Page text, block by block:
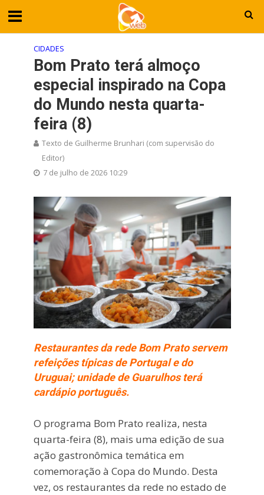
CIDADES
Bom Prato terá almoço
especial inspirado na Copa
do Mundo nesta quarta-
feira (8)
Texto de Guilherme Brunhari (com supervisão do
Editor)
7 de julho de 2026 10:29
Restaurantes da rede Bom Prato servem
refeições típicas de Portugal e do
Uruguai; unidade de Guarulhos terá
cardápio português.
O programa Bom Prato realiza, nesta
quarta-feira (8), mais uma edição de sua
ação gastronômica temática em
comemoração à Copa do Mundo. Desta
vez, os restaurantes da rede no estado de